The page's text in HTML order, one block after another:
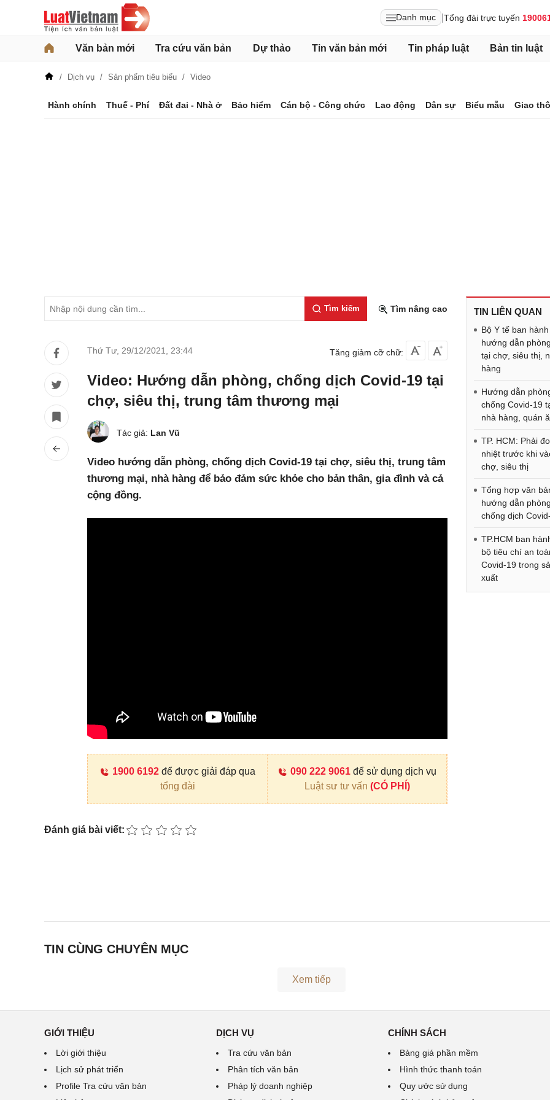
Danh mục Tổng đài trực tuyến
Văn bản mới Tra cứu văn bản Dự thảo Tin văn bản mới Tin pháp luật Bản tin luật
Dịch vụ Sản phẩm tiêu biểu Video
Hành chính Thuế - Phí Đất đai - Nhà ở Bảo hiểm Cán bộ - Công chức Lao động Dân sự Biểu mẫu Giao
Tìm kiếm Tìm nâng cao
Thứ Tư, 29/12/2021 23:44 Tăng giảm cỡ chữ:
Video: Hướng dẫn phòng, chống dịch Covid-19 tại
chợ, siêu thị, trung tâm thương mại
Tác giả: Lan Vũ
Video hướng dẫn phòng, chống dịch Covid-19 tại chợ, siêu thị, trung tâm
thương mại, nhà hàng để bảo đảm sức khỏe cho bản thân, gia đình và cả
cộng đồng.
1900 6192 để được giải đáp qua
tổng đài
090 222 9061 để sử dụng dịch vụ
Luật sư tư vấn (CÓ PHÍ)
Đánh giá bài viết:
TIN LIÊN QUAN
Bộ Y tế ban hành
hướng dẫn
tại chợ, siêu thị,
hàng
Hướng dẫn
chống Covid-19
nhà hàng, quán
TP. HCM: Phải
nhiệt trước khi
chợ, siêu thị
Tổng hợp văn
hướng dẫn phòng,
chống dịch
TP.HCM ban
bộ tiêu chí an
Covid-19 trong
xuất
TIN CÙNG CHUYÊN MỤC
Xem tiếp
GIỚI THIỆU
Lời giới thiệu
Lịch sử phát triển
Profile Tra cứu văn bản
DỊCH VỤ
Tra cứu văn bản
Phân tích văn bản
Pháp lý doanh nghiệp
CHÍNH SÁCH
Bảng giá phần mềm
Hình thức thanh toán
Quy ước sử dụng